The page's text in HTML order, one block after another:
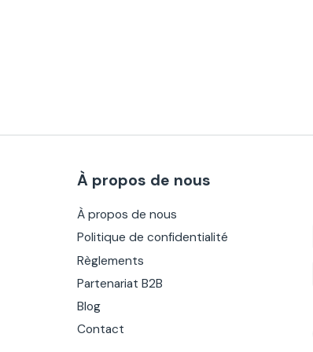
À propos de nous
À propos de nous
Politique de confidentialité
Règlements
Partenariat B2B
Blog
Contact